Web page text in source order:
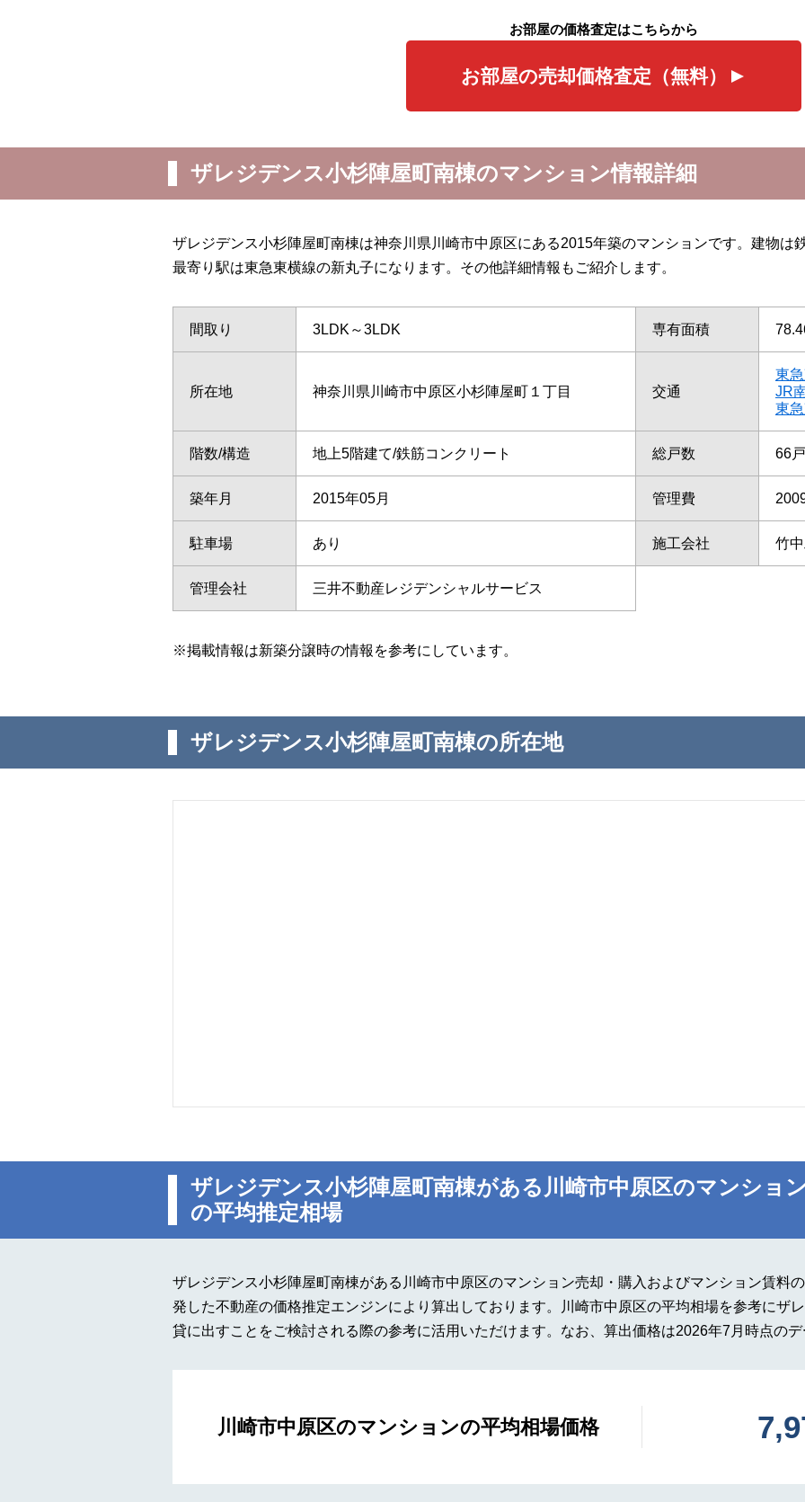
お部屋の価格査定はこちらから
お部屋の売却価格査定（無料）
ザレジデンス小杉陣屋町南棟のマンション情報詳細
ザレジデンス小杉陣屋町南棟は神奈川県川崎市中原区にある2015年築のマンションです。建物は
最寄り駅は東急東横線の新丸子になります。その他詳細情報もご紹介します。
間取り 3LDK～3LDK 専有面積
所在地 神奈川県川崎市中原区小杉陣屋町１丁目 交通
東
JR
東
階数/構造 地上5階建て/鉄筋コンクリート 総戸数 66戸
築年月 2015年05月 管理費
駐車場 あり 施工会社 竹
管理会社 三井不動産レジデンシャルサービス
※掲載情報は新築分譲時の情報を参考にしています。
ザレジデンス小杉陣屋町南棟の所在地
ザレジデンス小杉陣屋町南棟がある川崎市中原区のマンショ
の平均推定相場
ザレジデンス小杉陣屋町南棟がある川崎市中原区のマンション売却・購入およびマンション賃料
発した不動産の価格推定エンジンにより算出しております。川崎市中原区の平均相場を参考にザ
貸に出すことをご検討される際の参考に活用いただけます。なお、算出価格は2026年7月時点の
川崎市中原区のマンションの平均相場価格